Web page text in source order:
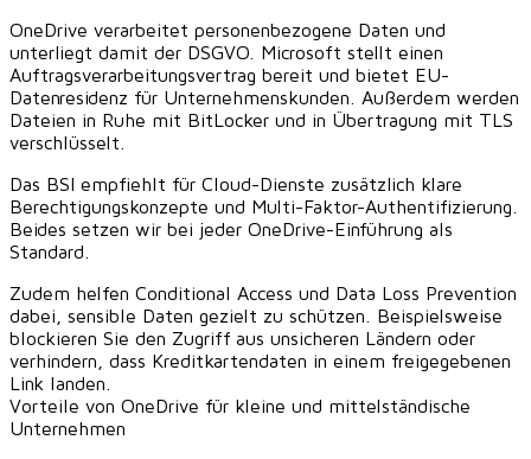
OneDrive verarbeitet personenbezogene Daten und
unterliegt damit der DSGVO. Microsoft stellt einen
Auftragsverarbeitungsvertrag bereit und bietet EU-
Datenresidenz für Unternehmenskunden. Außerdem werden
Dateien in Ruhe mit BitLocker und in Übertragung mit TLS
verschlüsselt.
Das BSI empfiehlt für Cloud-Dienste zusätzlich klare
Berechtigungskonzepte und Multi-Faktor-Authentifizierung.
Beides setzen wir bei jeder OneDrive-Einführung als
Standard.
Zudem helfen Conditional Access und Data Loss Prevention
dabei, sensible Daten gezielt zu schützen. Beispielsweise
blockieren Sie den Zugriff aus unsicheren Ländern oder
verhindern, dass Kreditkartendaten in einem freigegebenen
Link landen.
Vorteile von OneDrive für kleine und mittelständische
Unternehmen